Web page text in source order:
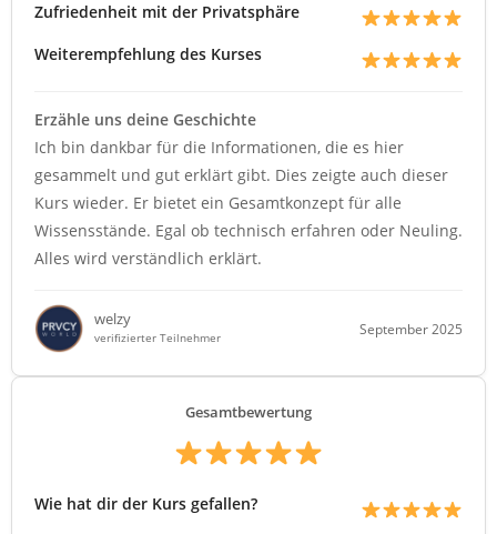
Zufriedenheit mit der Privatsphäre
Weiterempfehlung des Kurses
Erzähle uns deine Geschichte
Ich bin dankbar für die Informationen, die es hier
gesammelt und gut erklärt gibt. Dies zeigte auch dieser
Kurs wieder. Er bietet ein Gesamtkonzept für alle
Wissensstände. Egal ob technisch erfahren oder Neuling.
Alles wird verständlich erklärt.
welzy
verifizierter Teilnehmer
September 2025
Gesamtbewertung
Wie hat dir der Kurs gefallen?